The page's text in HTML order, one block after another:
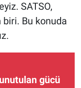
SATSO,
biri. Bu konuda
unutulan gücü